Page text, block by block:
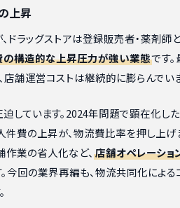
上昇
ドラッグストアは登録販売者・薬剤師
の構造的な上昇圧力が強い業態です
店舗運営コストは継続的に膨らんでい
しています。2024年問題で顕在化し
件費の上昇が、物流費比率を押し上げ
作業の省人化など、 店舗オペレーショ
今回の業界再編も、物流共同化による